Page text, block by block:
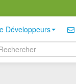
Développeurs